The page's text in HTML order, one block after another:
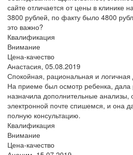
сайте отличается от цены в клинике
3800 рублей, по факту было 4800
это важно?
Квалификация
Внимание
Цена-качество
Анастасия, 05.08.2019
Спокойная, рациональная и логичная
На приеме был осмотр ребенка, дала
назначила дополнительные
электронной почте спишемся, и она
полную консультацию.
Квалификация
Внимание
Цена-качество